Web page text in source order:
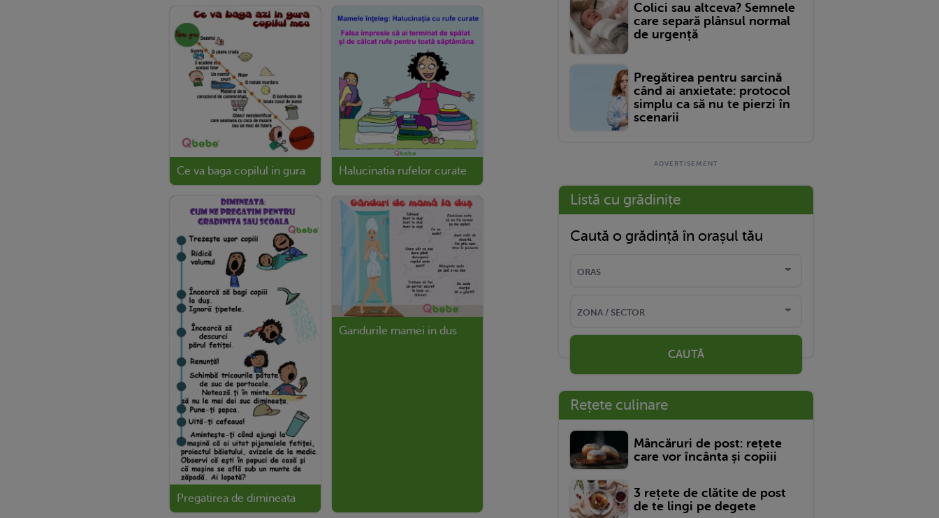
Ce va baga copilul in gura Halucinatia rufelor curate
Pregatirea de dimineata
Gandurile mamei in dus
Colici sau altceva? Semnele
care separă plânsul normal
de urgență
Pregătirea pentru sarcină
când ai anxietate: protocol
simplu ca să nu te pierzi în
scenarii
Listă cu grădinițe
Caută o grădință în orașul tău
CAUTĂ
Rețete culinare
Mâncăruri de post: rețete
care vor încânta și copiii
3 rețete de clătite de post
de te lingi pe degete